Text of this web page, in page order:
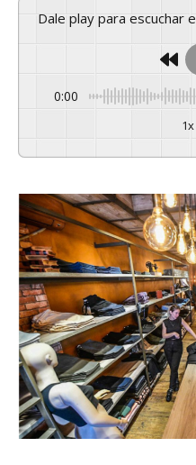
Dale play para escuchar
0:00
1x